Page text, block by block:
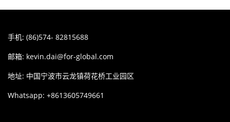
手机: (86)574- 82815688
邮箱: kevin.dai@for-global.com
地址: 中国宁波市云龙镇荷花桥工业园区
Whatsapp: +8613605749661